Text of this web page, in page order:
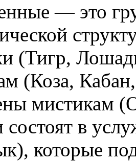
— это
(Тигр,
(Коза,
мистикам
состоят в
которые